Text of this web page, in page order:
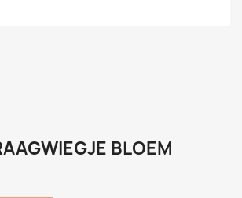
BLOEM